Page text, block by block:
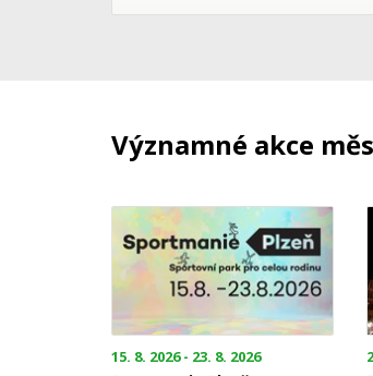
Významné akce
15. 8. 2026 - 23. 8. 2026